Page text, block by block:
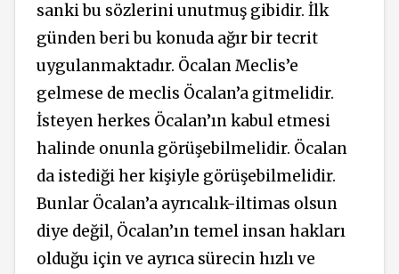
sanki bu sözlerini unutmuş gibidir. İlk
günden beri bu konuda ağır bir tecrit
uygulanmaktadır. Öcalan Meclis’e
gelmese de meclis Öcalan’a gitmelidir.
İsteyen herkes Öcalan’ın kabul etmesi
halinde onunla görüşebilmelidir. Öcalan
da istediği her kişiyle görüşebilmelidir.
Bunlar Öcalan’a ayrıcalık-iltimas olsun
diye değil, Öcalan’ın temel insan hakları
olduğu için ve ayrıca sürecin hızlı ve